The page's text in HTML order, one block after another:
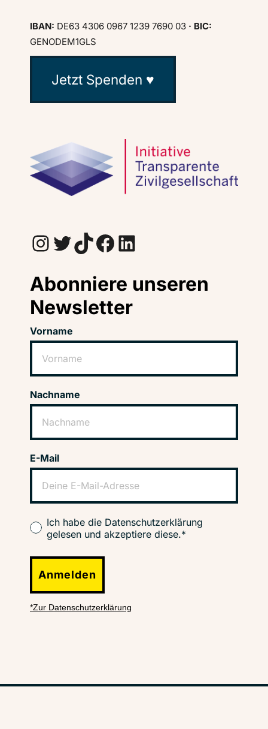
IBAN: DE63 4306 0967 1239 7690 03 · BIC:
GENODEM1GLS
Jetzt Spenden ♥
InstagramTwitter TikTok Facebook LinkedIn
Abonniere unseren
Newsletter
Vorname
Nachname
E-Mail
Ich habe die Datenschutzerklärung
gelesen und akzeptiere diese.*
Anmelden
*Zur Datenschutzerklärung